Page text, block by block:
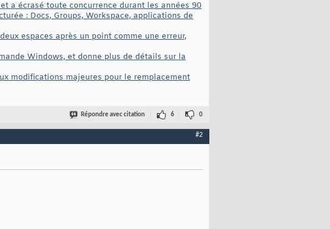
a écrasé toute concurrence durant les années 90
: Docs, Groups, Workspace, applications de
espaces après un point comme une erreur,
Windows, et donne plus de détails sur la
modifications majeures pour le remplacement
Répondre avec citation 6 0
#2